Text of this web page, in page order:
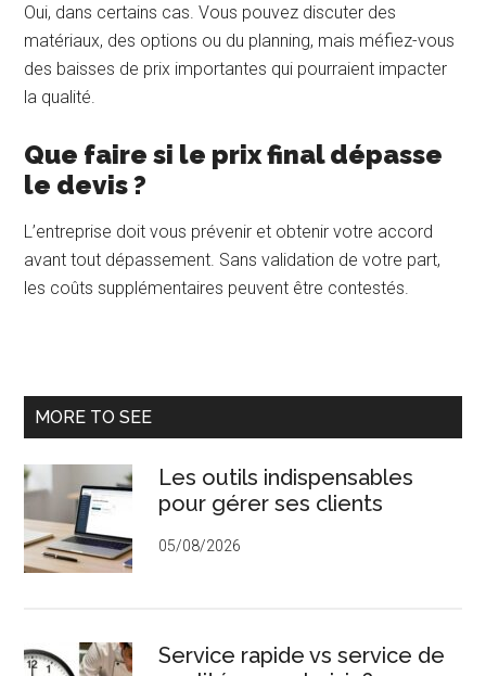
Oui, dans certains cas. Vous pouvez discuter des
matériaux, des options ou du planning, mais méfiez-vous
des baisses de prix importantes qui pourraient impacter
la qualité.
Que faire si le prix final dépasse
le devis ?
L’entreprise doit vous prévenir et obtenir votre accord
avant tout dépassement. Sans validation de votre part,
les coûts supplémentaires peuvent être contestés.
Barre
principale
MORE TO SEE
Les outils indispensables
pour gérer ses clients
05/08/2026
Service rapide vs service de